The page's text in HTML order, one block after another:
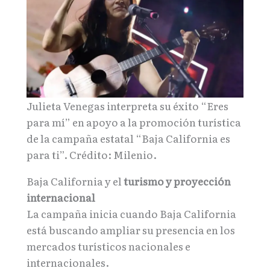
Julieta Venegas interpreta su éxito “Eres
para mí” en apoyo a la promoción turística
de la campaña estatal “Baja California es
para ti”. Crédito: Milenio.
Baja California y elturismo y proyección
internacional
La campaña inicia cuando Baja California
está buscando ampliar su presencia en los
mercados turísticos nacionales e
internacionales.